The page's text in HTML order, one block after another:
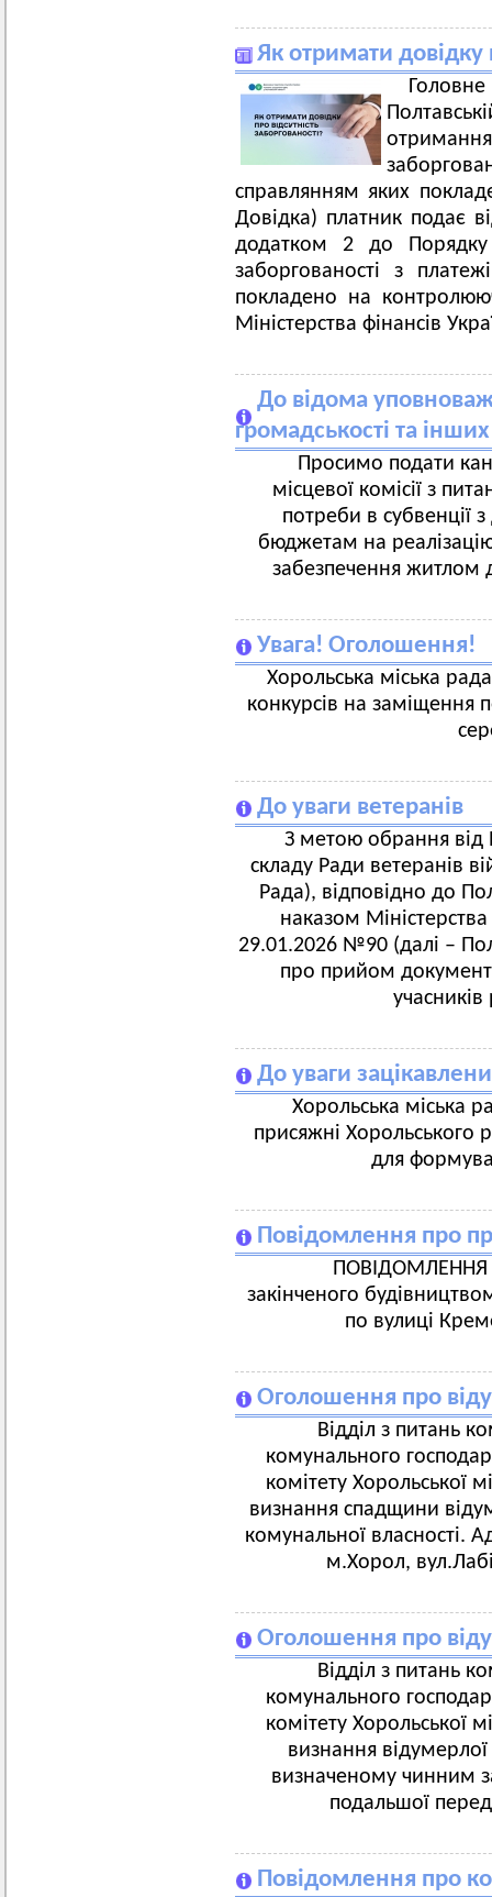
Як отримати довідку
справлянням яких
Довідка) платник подає
додатком 2 до Порядку
заборгованості з
покладено на
Міністерства фінансів
До відома
громадськості та
Просимо подати
місцевої комісії з
потреби в субвенції
бюджетам на
забезпечення житлом
Увага! Оголошення!
Хорольська міська
конкурсів на заміщення
До уваги ветеранів
З метою обрання від
складу Ради ветеранів
Рада), відповідно до
наказом
29.01.2026 №90 (далі –
про прийом
учасників
До уваги
Хорольська міська
присяжні Хорольського
для
Повідомлення про
ПОВІДОМЛЕННЯ
закінченого
по вулиці
Оголошення про
Відділ з питань
комунального
комітету Хорольської
визнання спадщини
комунальної власності.
м.Хорол,
Оголошення про
Відділ з питань
комунального
комітету Хорольської
визнання
визначеному чинним
подальшої
Повідомлення про